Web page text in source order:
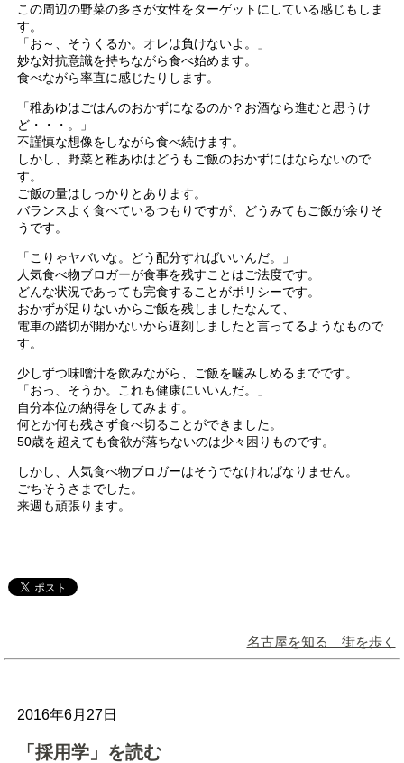
この周辺の野菜の多さが女性をターゲットにしている感じもしま
す。
「お～、そうくるか。オレは負けないよ。」
妙な対抗意識を持ちながら食べ始めます。
食べながら率直に感じたりします。
「稚あゆはごはんのおかずになるのか？お酒なら進むと思うけ
ど・・・。」
不謹慎な想像をしながら食べ続けます。
しかし、野菜と稚あゆはどうもご飯のおかずにはならないので
す。
ご飯の量はしっかりとあります。
バランスよく食べているつもりですが、どうみてもご飯が余りそ
うです。
「こりゃヤバいな。どう配分すればいいんだ。」
人気食べ物ブロガーが食事を残すことはご法度です。
どんな状況であっても完食することがポリシーです。
おかずが足りないからご飯を残しましたなんて、
電車の踏切が開かないから遅刻しましたと言ってるようなもので
す。
少しずつ味噌汁を飲みながら、ご飯を噛みしめるまでです。
「おっ、そうか。これも健康にいいんだ。」
自分本位の納得をしてみます。
何とか何も残さず食べ切ることができました。
50歳を超えても食欲が落ちないのは少々困りものです。
しかし、人気食べ物ブロガーはそうでなければなりません。
ごちそうさまでした。
来週も頑張ります。
名古屋を知る 街を歩く
2016年6月27日
「採用学」を読む